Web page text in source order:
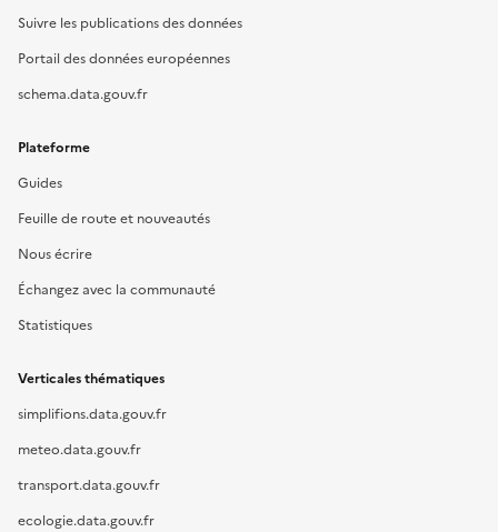
Suivre les publications des données
Portail des données européennes
schema.data.gouv.fr
Plateforme
Guides
Feuille de route et nouveautés
Nous écrire
Échangez avec la communauté
Statistiques
Verticales thématiques
simplifions.data.gouv.fr
meteo.data.gouv.fr
transport.data.gouv.fr
ecologie.data.gouv.fr